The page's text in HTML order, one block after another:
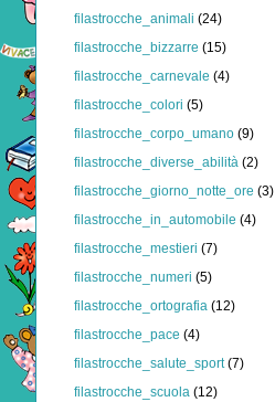
filastrocche_animali (24)
filastrocche_bizzarre (15)
filastrocche_carnevale (4)
filastrocche_colori (5)
filastrocche_corpo_umano (9)
filastrocche_diverse_abilità (2)
filastrocche_giorno_notte_ore (3)
filastrocche_in_automobile (4)
filastrocche_mestieri (7)
filastrocche_numeri (5)
filastrocche_ortografia (12)
filastrocche_pace (4)
filastrocche_salute_sport (7)
filastrocche_scuola (12)